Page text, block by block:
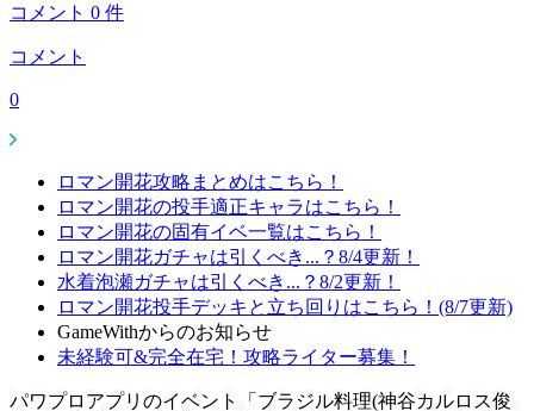
コメント 0 件
コメント
0
ロマン開花攻略まとめはこちら！
ロマン開花の投手適正キャラはこちら！
ロマン開花の固有イベ一覧はこちら！
ロマン開花ガチャは引くべき...？8/4更新！
水着泡瀬ガチャは引くべき...？8/2更新！
ロマン開花投手デッキと立ち回りはこちら！(8/7更新)
GameWithからのお知らせ
未経験可&完全在宅！攻略ライター募集！
パワプロアプリのイベント「ブラジル料理(神谷カルロス俊